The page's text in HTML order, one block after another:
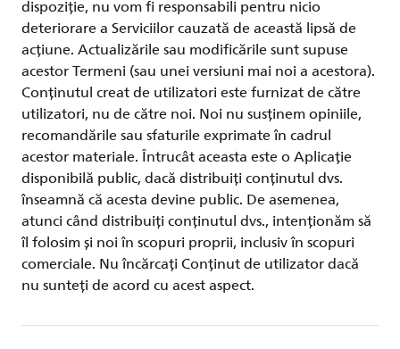
dispoziție, nu vom fi responsabili pentru nicio
deteriorare a Serviciilor cauzată de această lipsă de
acțiune. Actualizările sau modificările sunt supuse
acestor Termeni (sau unei versiuni mai noi a acestora).
Conținutul creat de utilizatori este furnizat de către
utilizatori, nu de către noi. Noi nu susținem opiniile,
recomandările sau sfaturile exprimate în cadrul
acestor materiale. Întrucât aceasta este o Aplicație
disponibilă public, dacă distribuiți conținutul dvs.
înseamnă că acesta devine public. De asemenea,
atunci când distribuiți conținutul dvs., intenționăm să
îl folosim și noi în scopuri proprii, inclusiv în scopuri
comerciale. Nu încărcați Conținut de utilizator dacă
nu sunteți de acord cu acest aspect.